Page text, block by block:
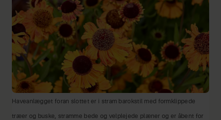
Haveanlægget foran slottet er i stram barokstil med formklippede
træer og buske, stramme bede og velplejede plæner og er åbent for